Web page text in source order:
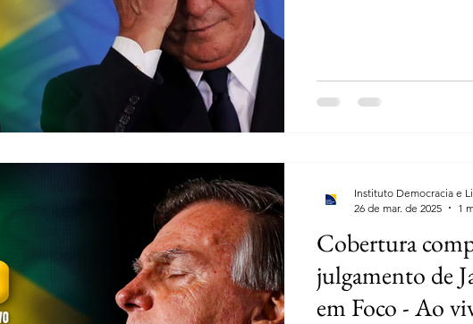
Cobertura
julgamento de
em Foco - Ao
Instituto Democracia e
26 de mar. de 2025
1